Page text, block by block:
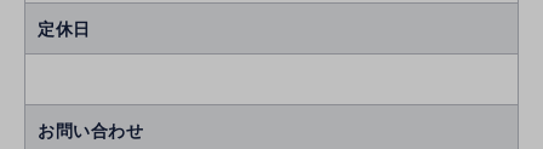
定休日
お問い合わせ